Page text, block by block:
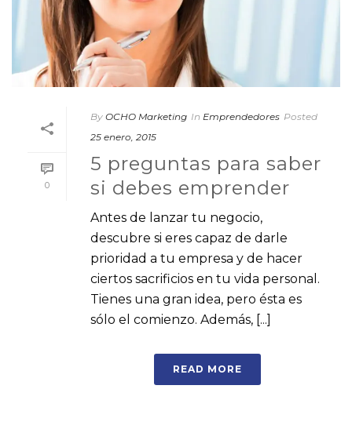
0
By OCHO Marketing In Emprendedores Posted
25 enero, 2015
5 preguntas para saber
si debes emprender
Antes de lanzar tu negocio,
descubre si eres capaz de darle
prioridad a tu empresa y de hacer
ciertos sacrificios en tu vida personal.
Tienes una gran idea, pero ésta es
sólo el comienzo. Además, [...]
READ MORE